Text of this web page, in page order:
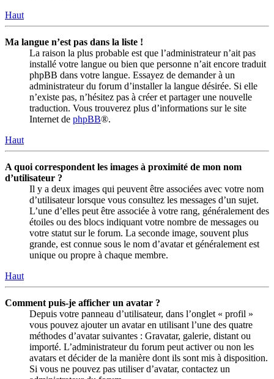
Haut
Ma langue n’est pas dans la liste !
La raison la plus probable est que l’administrateur n’ait pas
installé votre langue ou bien que personne n’ait encore traduit
phpBB dans votre langue. Essayez de demander à un
administrateur du forum d’installer la langue désirée. Si elle
n’existe pas, n’hésitez pas à créer et partager une nouvelle
traduction. Vous trouverez plus d’informations sur le site
Internet de phpBB®.
Haut
A quoi correspondent les images à proximité de mon nom
d’utilisateur ?
Il y a deux images qui peuvent être associées avec votre nom
d’utilisateur lorsque vous consultez les messages d’un sujet.
L’une d’elles peut être associée à votre rang, généralement des
étoiles ou des blocs indiquant votre nombre de messages ou
votre statut sur le forum. La seconde image, souvent plus
grande, est connue sous le nom d’avatar et généralement est
unique ou propre à chaque membre.
Haut
Comment puis-je afficher un avatar ?
Depuis votre panneau d’utilisateur, dans l’onglet « profil »
vous pouvez ajouter un avatar en utilisant l’une des quatre
méthodes d’avatar suivantes : Gravatar, galerie, distant ou
importé. L’administrateur du forum peut activer ou non les
avatars et décider de la manière dont ils sont mis à disposition.
Si vous ne pouvez pas utiliser d’avatar, contactez un